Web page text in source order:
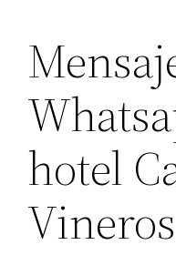
hotel
Vineros